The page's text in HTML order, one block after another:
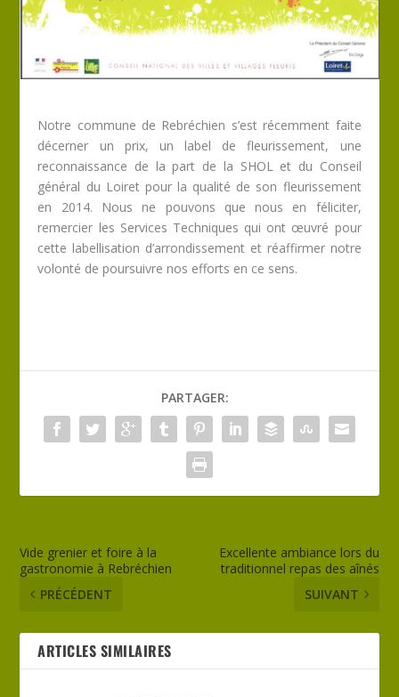
Notre commune de Rebréchien s’est récemment faite
décerner un prix, un label de fleurissement, une
reconnaissance de la part de la SHOL et du Conseil
général du Loiret pour la qualité de son fleurissement
en 2014. Nous ne pouvons que nous en féliciter,
remercier les Services Techniques qui ont œuvré pour
cette labellisation d’arrondissement et réaffirmer notre
volonté de poursuivre nos efforts en ce sens.
PARTAGER:
Vide grenier et foire à la
gastronomie à Rebréchien
PRÉCÉDENT
Excellente ambiance lors du
traditionnel repas des aînés
SUIVANT
ARTICLES SIMILAIRES